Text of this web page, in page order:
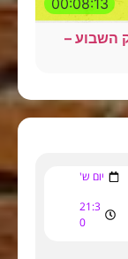
00:08:13
השבוע –
יום ש'
21:3
0